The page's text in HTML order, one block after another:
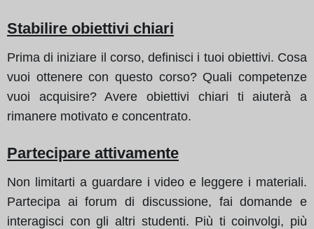
Stabilire obiettivi chiari
Prima di iniziare il corso, definisci i tuoi obiettivi. Cosa
vuoi ottenere con questo corso? Quali competenze
vuoi acquisire? Avere obiettivi chiari ti aiuterà a
rimanere motivato e concentrato.
Partecipare attivamente
Non limitarti a guardare i video e leggere i materiali.
Partecipa ai forum di discussione, fai domande e
interagisci con gli altri studenti. Più ti coinvolgi, più